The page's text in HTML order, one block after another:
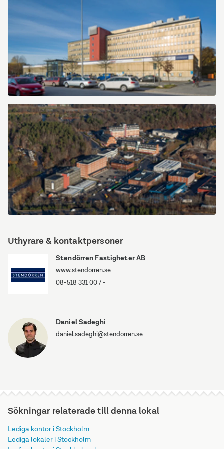
_A1A4316
Uthyrare & kontaktpersoner
Stendörren Fastigheter AB
www.stendorren.se
08-518 331 00/-
Daniel Sadeghi
daniel.sadeghi@stendorren.se
Sökningar relaterade till denna lokal
Lediga kontor i Stockholm
Lediga lokaler i Stockholm